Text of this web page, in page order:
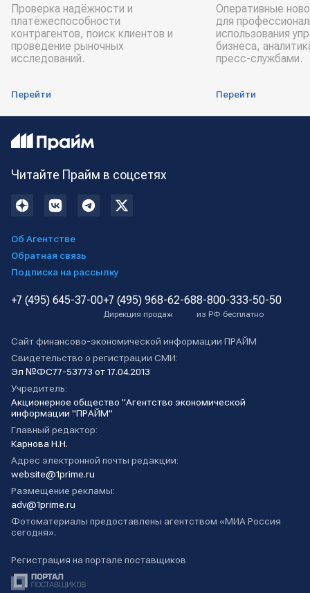
Проверка надёжности и
платёжеспособности
контрагентов, поиск клиентов и
проведение рыночных
исследований.
Перейти
Оперативные
для
использования
бизнеса,
пресс-службами.
Перейти
Читайте Прайм в соцсетях
Об Агентстве
Обратная связь
Подписка на рассылку
+7 (495) 645-37-00+7 (495) 968-62-68
Дирекция продаж
8-800-333-50-50
из РФ бесплатно
Сайт финансово-экономической информации ПРАЙМ
Свидетельство о регистрации СМИ:
Эл №ФС77-53773 от 17.04.2013
Учредитель:
Акционерное общество "Агентство экономической
информации "ПРАЙМ"
Главный редактор:
Карнова Н.Н.
Адрес электронной почты редакции:
website@1prime.ru
Размещение рекламы:
adv@1prime.ru
Фотоматериалы предоставлены агентством «МИА Россия
сегодня».
Регистрация на портале поставщиков